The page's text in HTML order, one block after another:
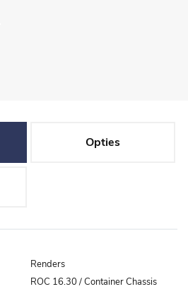
Opties
Renders
ROC 16.30 / Container Chassis